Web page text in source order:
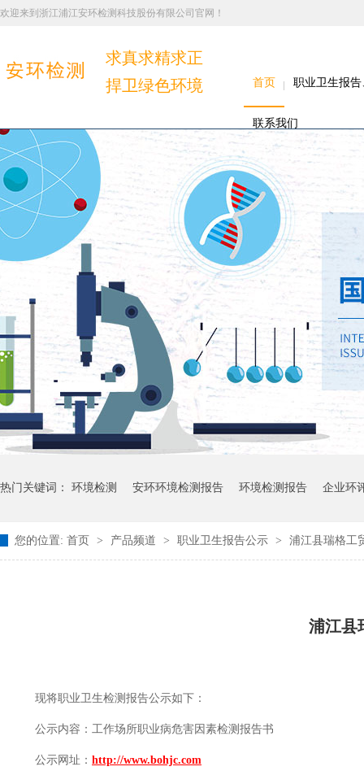
欢迎来到浙江浦江安环检测科技股份有限公司官网！
求真求精求正
捍卫绿色环境
首页 职业卫生报
联系我们
热门关键词： 环境检测 安环环境检测报告 环境检测报告 企业环
您的位置: 首页 > 产品频道 > 职业卫生报告公示 > 浦江县瑞格工
浦江县
现将职业卫生检测报告公示如下：
公示内容： 工作场所职业病危害因素检测报告书
公示网址： http://www.bohjc.com